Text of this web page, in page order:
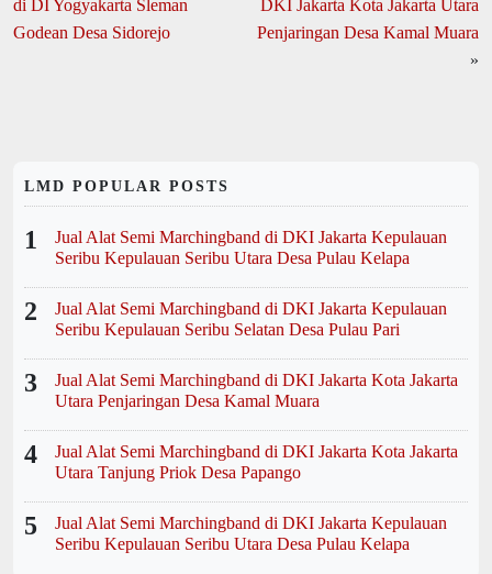
di DI Yogyakarta Sleman
Godean Desa Sidorejo
DKI Jakarta Kota Jakarta Utara
Penjaringan Desa Kamal Muara
»
LMD POPULAR POSTS
1
Jual Alat Semi Marchingband di DKI Jakarta Kepulauan
Seribu Kepulauan Seribu Utara Desa Pulau Kelapa
2
Jual Alat Semi Marchingband di DKI Jakarta Kepulauan
Seribu Kepulauan Seribu Selatan Desa Pulau Pari
3
Jual Alat Semi Marchingband di DKI Jakarta Kota Jakarta
Utara Penjaringan Desa Kamal Muara
4
Jual Alat Semi Marchingband di DKI Jakarta Kota Jakarta
Utara Tanjung Priok Desa Papango
5
Jual Alat Semi Marchingband di DKI Jakarta Kepulauan
Seribu Kepulauan Seribu Utara Desa Pulau Kelapa